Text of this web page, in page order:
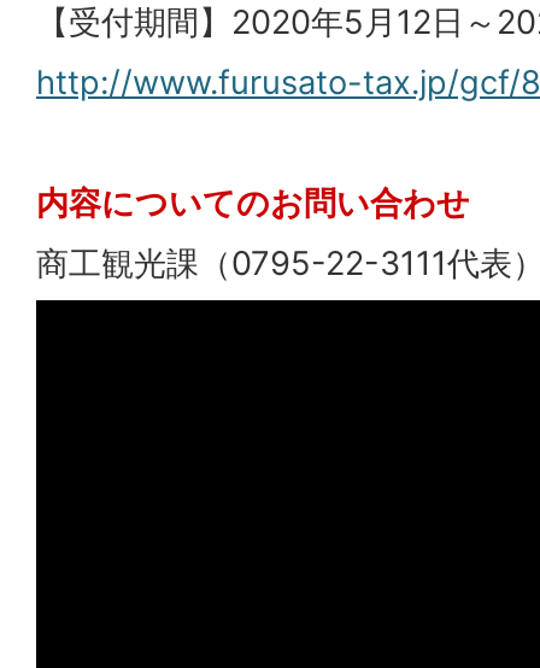
【受付期間】2020年5月12日～
http://www.furusato-tax.jp/gcf/
内容についてのお問い合わせ
商工観光課（0795-22-3111代表